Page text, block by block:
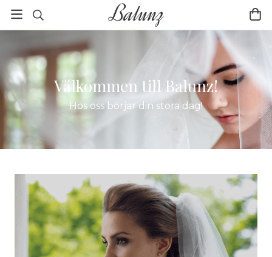
Välkommen till Balunz!
Hos oss börjar din stora dag!